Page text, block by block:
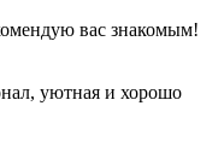
вас знакомым!
уютная и хорошо